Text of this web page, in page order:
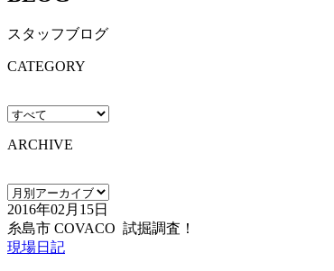
スタッフブログ
CATEGORY
ARCHIVE
2016年02月15日
糸島市 COVACO 試掘調査！
現場日記